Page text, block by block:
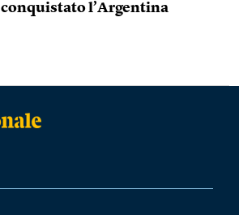
conquistato l’Argentina